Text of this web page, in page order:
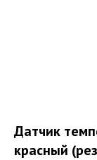
Датчик
красный